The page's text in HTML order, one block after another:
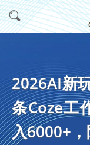
2026AI新
条Coze工
入6000+